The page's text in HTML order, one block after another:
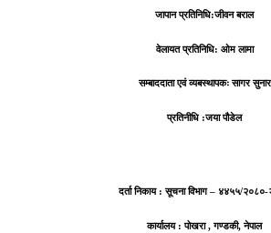
जापान प्रतिनिधि:जीवन बराल
वेलायत प्रतिनिधि: ओम लामा
सम्बाददाता एवं व्यबस्थापकः सागर सुनार
प्रतिनीधि :जया पौडेल
दर्ता निकाय : सूचना विभाग – ४४५५/
कार्यालय : पोखरा , गण्डकी, नेपाल